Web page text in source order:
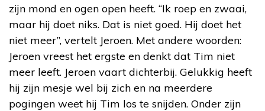
zijn mond en ogen open heeft. “Ik roep en zwaai,
maar hij doet niks. Dat is niet goed. Hij doet het
niet meer”, vertelt Jeroen. Met andere woorden:
Jeroen vreest het ergste en denkt dat Tim niet
meer leeft. Jeroen vaart dichterbij. Gelukkig heeft
hij zijn mesje wel bij zich en na meerdere
pogingen weet hij Tim los te snijden. Onder zijn